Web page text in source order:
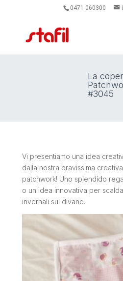
0471 060300
La
#3045
Vi presentiamo una idea
dalla nostra bravissima
patchwork! Uno splendido
o un idea innovativa per
invernali sul divano.